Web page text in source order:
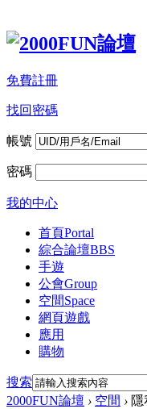
免費註冊
找回密碼
帳號
密碼
我的中心
首頁Portal
綜合論壇BBS
手遊
公會Group
空間Space
網頁遊戲
應用
購物
搜索
2000FUN論壇 › 空間 ›